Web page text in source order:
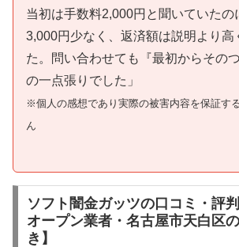
当初は手数料2,000円と聞いていたの
3,000円少なく、返済額は説明より高
た。問い合わせても『最初からその
の一点張りでした」
※個人の感想であり実際の被害内容を保証す
ん
ソフト闇金ガッツの口コミ・評
オープン業者・名古屋市天白区
き】